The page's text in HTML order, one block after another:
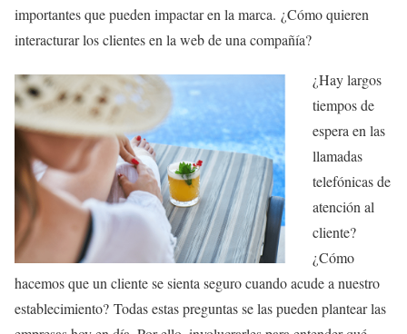
importantes que pueden impactar en la marca. ¿Cómo quieren
interacturar los clientes en la web de una compañía?
¿Hay largos
tiempos de
espera en las
llamadas
telefónicas de
atención al
cliente?
¿Cómo
hacemos que un cliente se sienta seguro cuando acude a nuestro
establecimiento? Todas estas preguntas se las pueden plantear las